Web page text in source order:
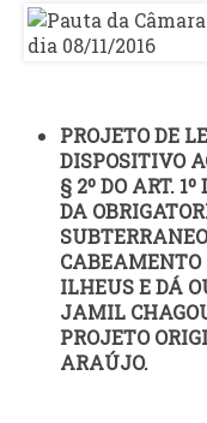
PROJETO DE
DISPOSITIVO
§ 2º DO ART.
DA
ILHEUS E DÁ
JAMIL
PROJETO
ARAÚJO.